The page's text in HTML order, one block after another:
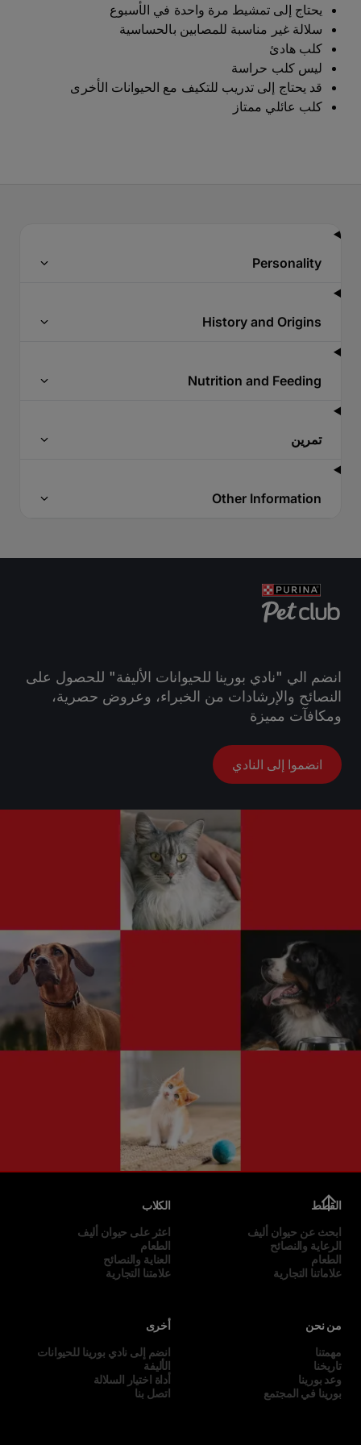
يحتاج إلى تمشيط مرة واحدة في الأسبوع
سلالة غير مناسبة للمصابين بالحساسية
كلب هادئ
ليس كلب حراسة
قد يحتاج إلى تدريب للتكيف مع الحيوانات الأخرى
كلب عائلي ممتاز
Personality
History and Origins
Nutrition and Feeding
تمرين
Other Information
انضم الي "نادي بورينا للحيوانات الأليفة" للحصول على
النصائح والإرشادات من الخبراء، وعروض حصرية،
ومكافآت مميزة
انضموا إلى النادي
القطط
ابحث عن حيوان أليف
الرعاية والنصائح
الطعام
علاماتنا التجارية
الكلاب
اعثر على حيوان أليف
الطعام
العناية والنصائح
علامتنا التجارية
من نحن
مهمتنا
تاريخنا
وعد بورينا
بورينا في المجتمع
أخرى
انضم إلى نادي بورينا للحيوانات
الأليفة
أداة اختيار السلالة
اتصل بنا